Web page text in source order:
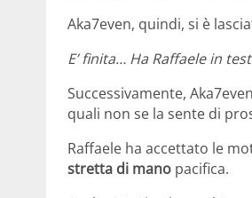
Aka7even, quindi, si è
E’ finita… Ha Raffaele in
Successivamente,
quali non se la sente di
Raffaele ha accettato le
stretta di mano pacifica.